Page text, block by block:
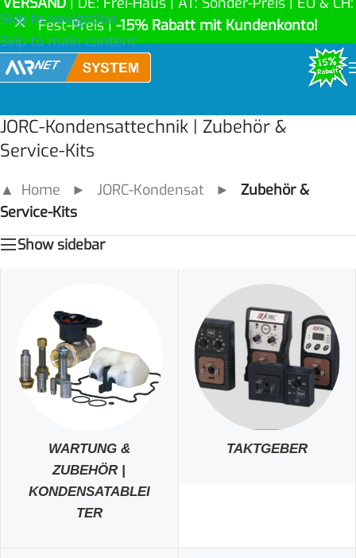
Skip to navigation
Skip to main content
Fest-Preis |-15% Rabatt mit Kundenkonto!
JORC-Kondensattechnik | Zubehör &
Service-Kits
▲ Home ► JORC-Kondensat ► Zubehör &
Service-Kits
Show sidebar
WARTUNG &
ZUBEHÖR |
KONDENSATABLEI
TER
TAKTGEBER